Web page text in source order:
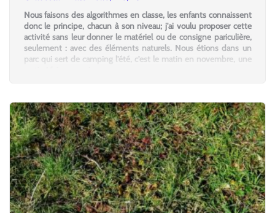
Nous faisons des algorithmes en classe, les enfants connaissent
donc le principe, chacun à son niveau; j'ai voulu proposer cette
activité sans leur donner le matériel ou de consigne pariculière,
seulement : avec des éléments naturels. Nous étions dans un
parc qui sert de camping l'été, c'est le matin en novembre, une